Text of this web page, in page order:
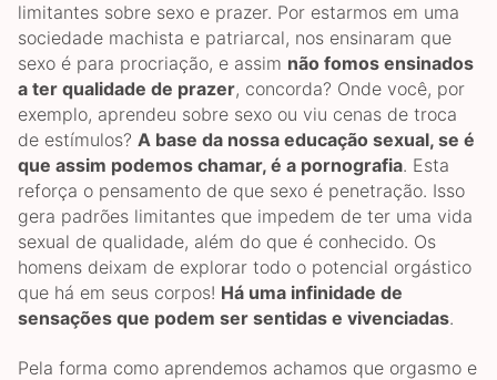
limitantes sobre sexo e prazer. Por estarmos em uma
sociedade machista e patriarcal, nos ensinaram que
sexo é para procriação, e assim não fomos ensinados
a ter qualidade de prazer, concorda? Onde você, por
exemplo, aprendeu sobre sexo ou viu cenas de troca
de estímulos? A base da nossa educação sexual, se é
que assim podemos chamar, é a pornografia. Esta
reforça o pensamento de que sexo é penetração. Isso
gera padrões limitantes que impedem de ter uma vida
sexual de qualidade, além do que é conhecido. Os
homens deixam de explorar todo o potencial orgástico
que há em seus corpos! Há uma infinidade de
sensações que podem ser sentidas e vivenciadas.
Pela forma como aprendemos achamos que orgasmo e